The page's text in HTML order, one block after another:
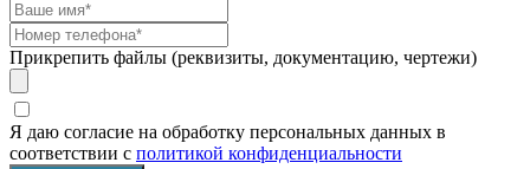
Прикрепить файлы (реквизиты, документацию, чертежи)
Я даю согласие на обработку персональных данных в
соответствии с политикой конфиденциальности